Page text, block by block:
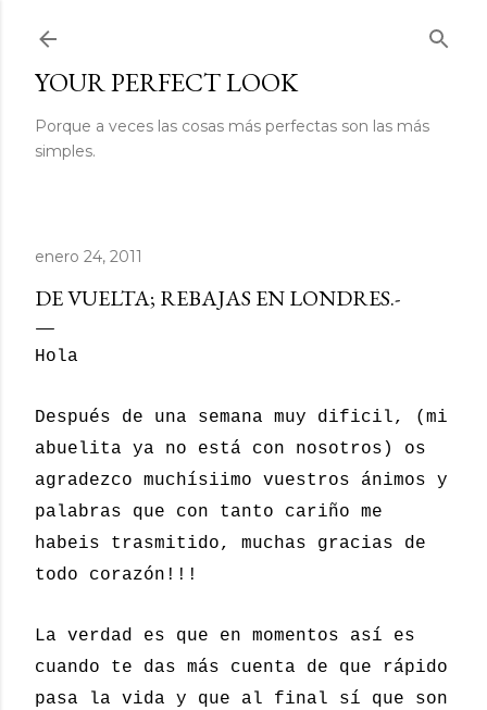
YOUR PERFECT LOOK
Porque a veces las cosas más perfectas son las más
simples.
enero 24, 2011
DE VUELTA; REBAJAS EN LONDRES.-
Hola
Después de una semana muy dificil, (mi
abuelita ya no está con nosotros) os
agradezco muchísiimo vuestros ánimos y
palabras que con tanto cariño me
habeis trasmitido, muchas gracias de
todo corazón!!!
La verdad es que en momentos así es
cuando te das más cuenta de que rápido
pasa la vida y que al final sí que son